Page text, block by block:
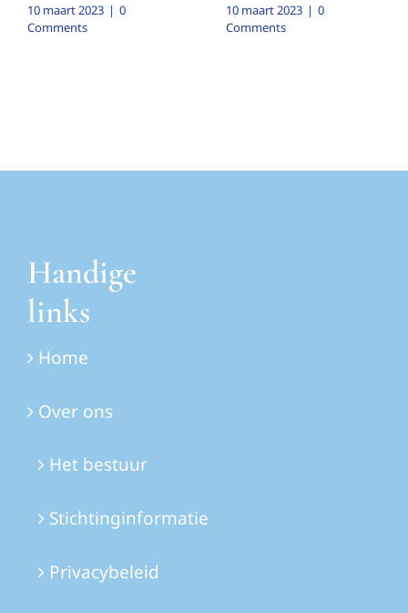
10 maart 2023 | 0
Comments
10 maart 2023 | 0
Comments
Handige
links
Home
Over ons
Het bestuur
Stichtinginformatie
Privacybeleid